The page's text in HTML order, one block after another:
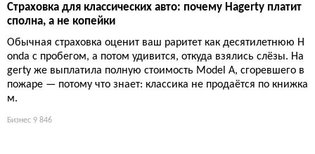
Страховка для классических авто: почему Hagerty платит
сполна, а не копейки
Обычная страховка оценит ваш раритет как десятилетнюю H
onda с пробегом, а потом удивится, откуда взялись слёзы. Ha
gerty же выплатила полную стоимость Model A, сгоревшего в
пожаре — потому что знает: классика не продаётся по книжка
м.
Бизнес 9 846